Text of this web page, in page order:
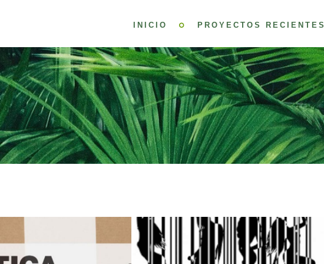
INICIO PROYECTOS RECIENTES